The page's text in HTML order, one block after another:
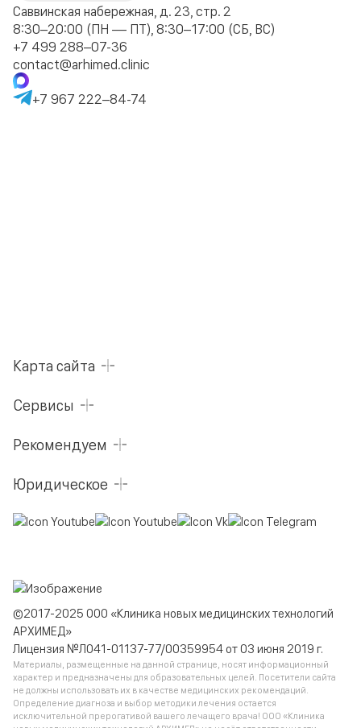
Саввинская набережная, д. 23, стр. 2
8:30–20:00 (ПН — ПТ), 8:30–17:00 (СБ, ВС)
+7 499 288–07-36
contact@arhimed.clinic
+7 967 222–84-74
Карта сайта
Сервисы
Рекомендуем
Юридическое
©2017-2025 ООО «Клиника новых медицинских технологий
АРХИМЕД»
Лицензия №Л041-01137-77/00359954 от 03 июня 2019 г.
Материалы, размещенные на данной странице, носят информационный
характер и предназначены для образовательных целей. Посетители сайта
не должны использовать их в качестве медицинских рекомендаций.
Определение диагноза и выбор методики лечения остается
исключительной прерогативой вашего лечащего врача! ООО «Клиника